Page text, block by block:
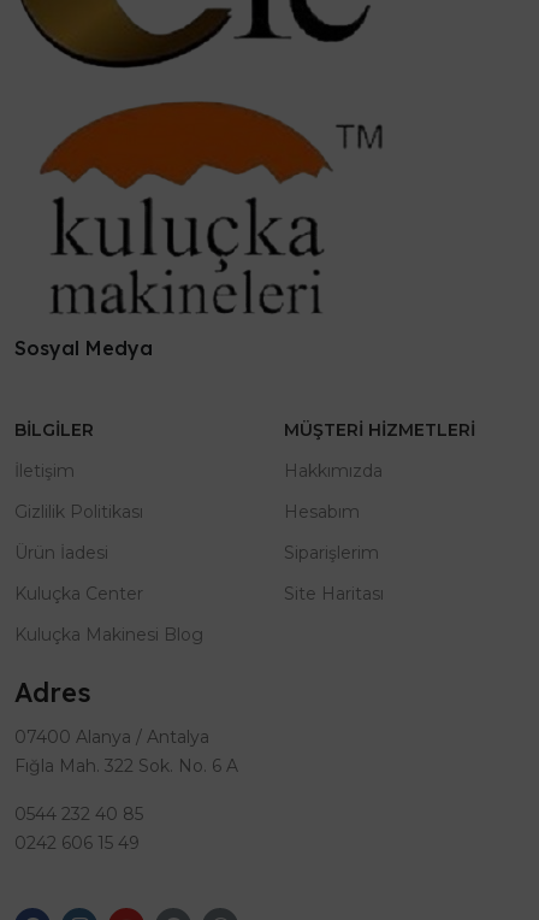
Sosyal Medya
BILGILER
İletişim
Gizlilik Politikası
Ürün İadesi
Kuluçka Center
Kuluçka Makinesi Blog
MÜŞTERI HIZMETLERI
Hakkımızda
Hesabım
Siparişlerim
Site Haritası
Adres
07400 Alanya / Antalya
Fığla Mah. 322 Sok. No. 6 A
0544 232 40 85
0242 606 15 49